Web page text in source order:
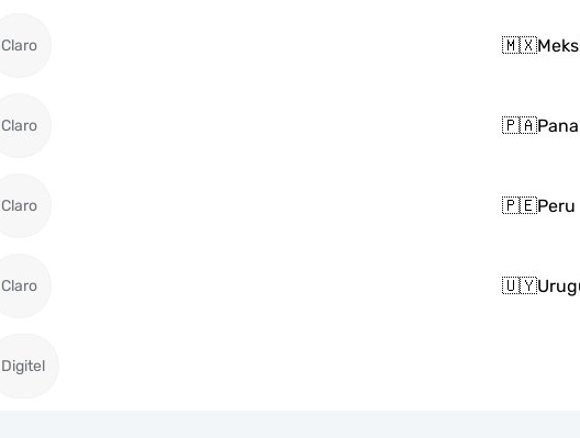
Claro 🇲🇽
Claro 🇵🇦
Claro 🇵🇪Peru
Claro 🇺🇾
Digitel